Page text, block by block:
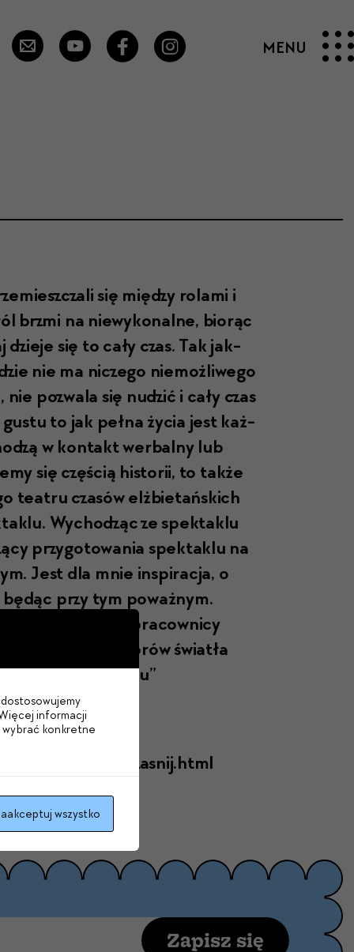
się między rola­mi i
brz­mi na niewykon­alne, biorąc
się to cały czas. Tak jak­
nie ma niczego niemożli­wego
pozwala się nudz­ić i cały czas
to jak peł­na życia jest każ­
w kon­takt wer­bal­ny lub
się częś­cią his­torii, to także
teatru cza­sów elż­bi­etańs­kich
Wychodząc ze spek­tak­lu
przy­go­towa­nia spek­tak­lu na
Jest dla mnie inspirac­ja, o
przy tym poważnym.
biorą udzi­ał ci pra­cown­i­cy
i oper­a­torów światła
w spek­tak­lu”
wygodnie-i-zasnij.html
Zapisz się
informacji
konkretne
wszystko